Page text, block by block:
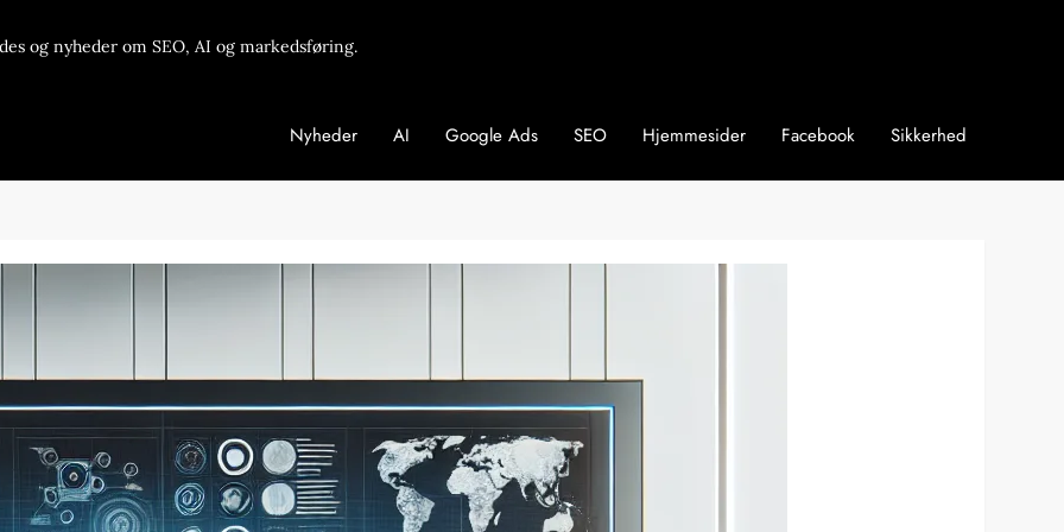
og nyheder om SEO, AI og markedsføring.
Nyheder AI Google Ads SEO Hjemmesider Facebook Sikkerhed